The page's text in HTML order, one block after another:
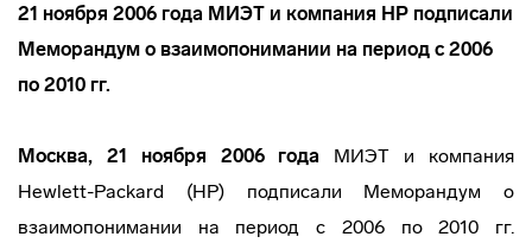
21 ноября 2006 года МИЭТ и компания HP подписали
Меморандум о взаимопонимании на период с 2006
по 2010 гг.
Москва, 21 ноября 2006 года МИЭТ и компания
Hewlett-Packard (HP) подписали Меморандум о
взаимопонимании на период с 2006 по 2010 гг.